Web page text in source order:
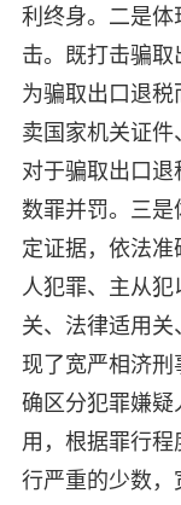
利终身。二是
击。既打击骗
为骗取出口退
卖国家机关证件
对于骗取出口
数罪并罚。三是
定证据，依法
人犯罪、主从
关、法律适用
现了宽严相济刑
确区分犯罪嫌
用，根据罪行
行严重的少数，